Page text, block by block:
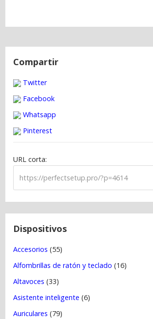
N
e
n
Compartir
Twitter
Facebook
Whatsapp
Pinterest
URL corta:
Dispositivos
Accesorios (55)
Alfombrillas de ratón y teclado (16)
Altavoces (33)
Asistente inteligente (6)
Auriculares (79)